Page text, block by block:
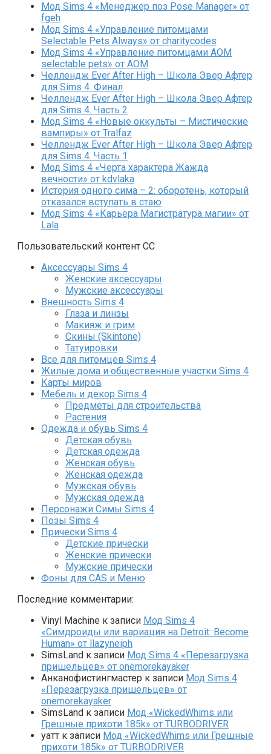
Мод Sims 4 «Менеджер поз Pose Manager» от
fgeh
Мод Sims 4 «Управление питомцами
Selectable Pets Always» от charitycodes
Мод Sims 4 «Управление питомцами AOM
selectable pets» от AOM
Челлендж Ever After High – Школа Эвер Афтер
для Sims 4. Финал
Челлендж Ever After High – Школа Эвер Афтер
для Sims 4. Часть 2
Мод Sims 4 «Новые оккульты – Мистические
вампиры» от Tralfaz
Челлендж Ever After High – Школа Эвер Афтер
для Sims 4. Часть 1
Мод Sims 4 «Черта характера Жажда
вечности» от kdvlaka
История одного сима – 2: оборотень, который
отказался вступать в стаю
Мод Sims 4 «Карьера Магистратура магии» от
Lala
Пользовательский контент СС
Аксессуары Sims 4
Женские аксессуары
Мужские аксессуары
Внешность Sims 4
Глаза и линзы
Макияж и грим
Скины (Skintone)
Татуировки
Все для питомцев Sims 4
Жилые дома и общественные участки Sims 4
Карты миров
Мебель и декор Sims 4
Предметы для строительства
Растения
Одежда и обувь Sims 4
Детская обувь
Детская одежда
Женская обувь
Женская одежда
Мужская обувь
Мужская одежда
Персонажи Симы Sims 4
Позы Sims 4
Прически Sims 4
Детские прически
Женские прически
Мужские прически
Фоны для CAS и Меню
Последние комментарии:
Vinyl Machine к записи Мод Sims 4
«Симдроиды или вариация на Detroit: Become
Human» от llazyneiph
SimsLand к записи Мод Sims 4 «Перезагрузка
пришельцев» от onemorekayaker
Анканофистингмастер к записи Мод Sims 4
«Перезагрузка пришельцев» от
onemorekayaker
SimsLand к записи Мод «WickedWhims или
Грешные прихоти 185k» от TURBODRIVER
yaтт к записи Мод «WickedWhims или Грешные
прихоти 185k» от TURBODRIVER